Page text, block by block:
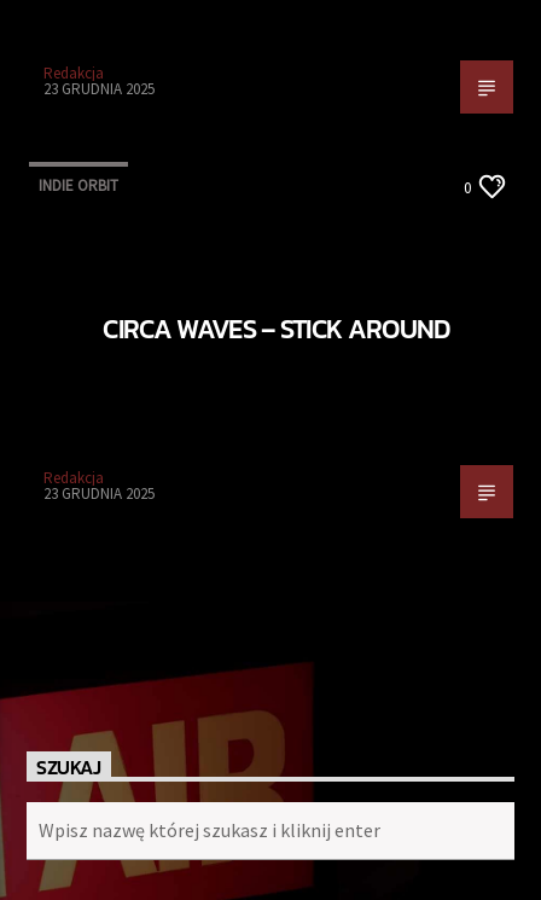
Redakcja
23 GRUDNIA 2025
INDIE ORBIT 0
CIRCA WAVES – STICK AROUND
Redakcja
23 GRUDNIA 2025
SZUKAJ